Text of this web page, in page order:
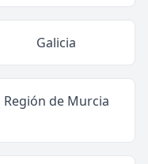
Galicia
Región de Murcia